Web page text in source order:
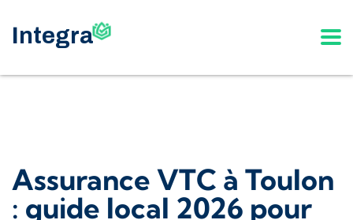
Assurance VTC à Toulon
: guide local 2026 pour